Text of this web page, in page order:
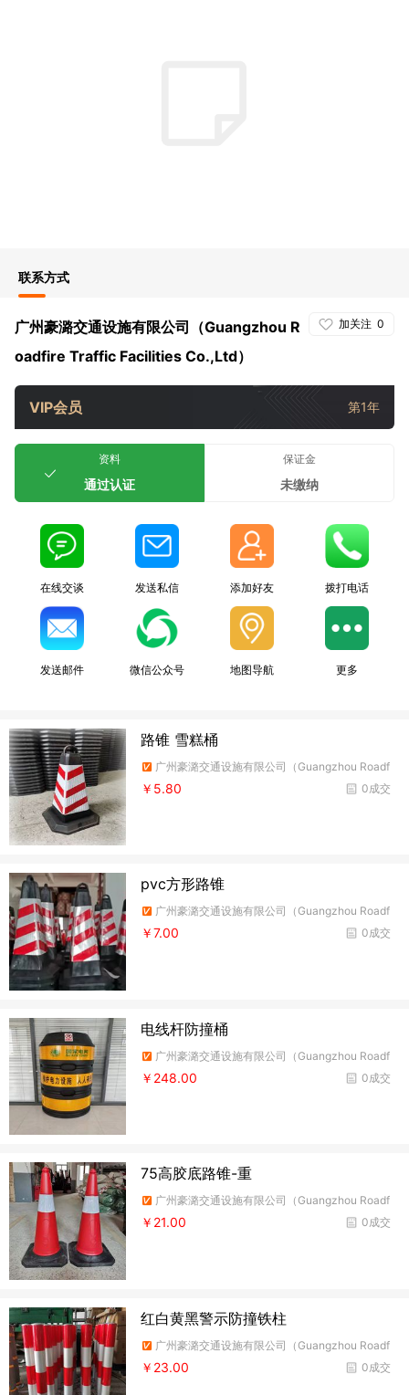
联系方式
加关注 0
广州豪潞交通设施有限公司（Guangzhou R
oadfire Traffic Facilities Co.,Ltd）
VIP会员 第1年
资料
通过认证
保证金
未缴纳
在线交谈 发送私信 添加好友 拨打电话
发送邮件 微信公众号 地图导航 更多
路锥 雪糕桶
广州豪潞交通设施有限公司（Guangzhou Roadf
ire Traffic Facilities Co.,Ltd）
0成交
￥5.80
pvc方形路锥
广州豪潞交通设施有限公司（Guangzhou Roadf
ire Traffic Facilities Co.,Ltd）
0成交
￥7.00
电线杆防撞桶
广州豪潞交通设施有限公司（Guangzhou Roadf
ire Traffic Facilities Co.,Ltd）
0成交
￥248.00
75高胶底路锥-重
广州豪潞交通设施有限公司（Guangzhou Roadf
ire Traffic Facilities Co.,Ltd）
0成交
￥21.00
红白黄黑警示防撞铁柱
广州豪潞交通设施有限公司（Guangzhou Roadf
ire Traffic Facilities Co.,Ltd）
0成交
￥23.00